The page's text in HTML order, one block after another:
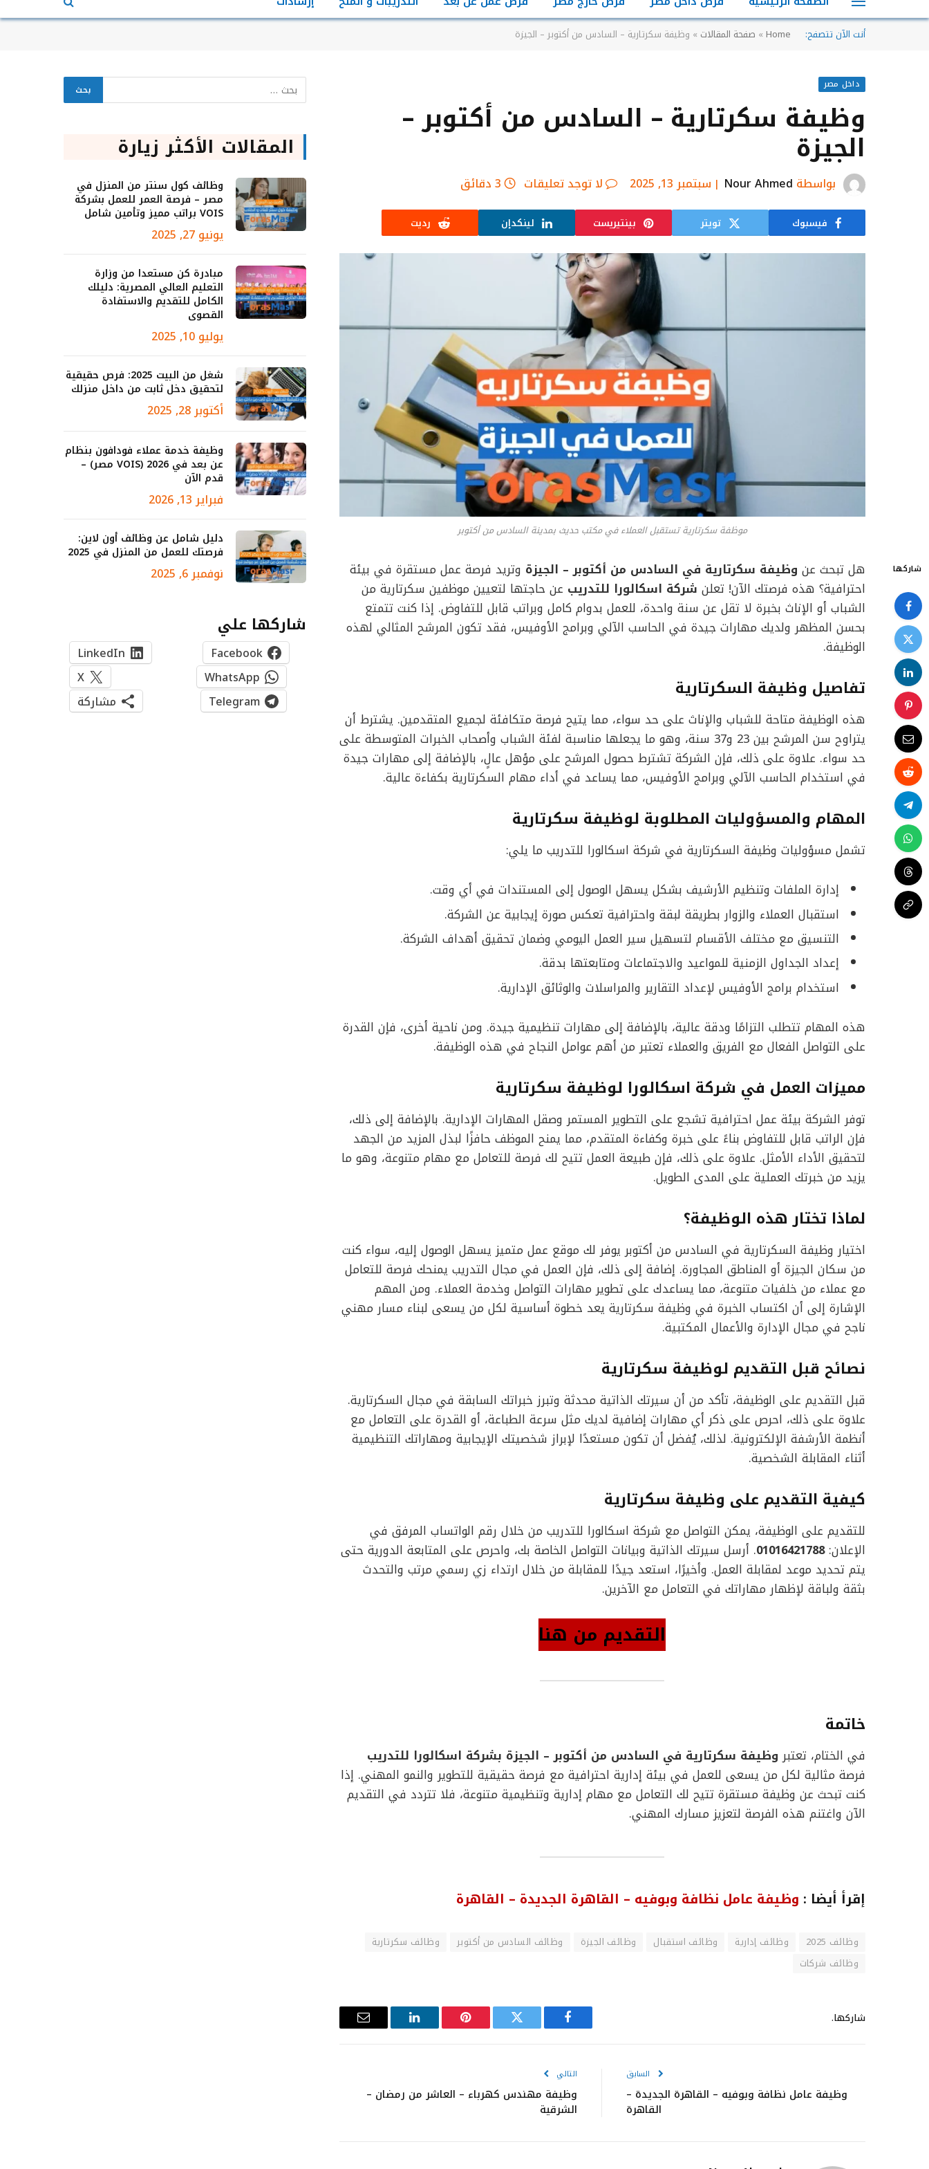
أنت الآن تتصفح: Home
» صفحة المقالات » وظيفة سكرتارية – السادس من أكتوبر – الجيزة
داخل مصر
وظيفة سكرتارية – السادس من أكتوبر –
الجيزة
بواسطة Nour Ahmed سبتمبر 13, 2025 لا توجد تعليقات 3 دقائق
فيسبوك تويتر بينتيريست لينكدإن رديت
موظفة سكرتارية تستقبل العملاء في مكتب حديث بمدينة السادس من أكتوبر
شاركها هل تبحث عن وظيفة سكرتارية في السادس من أكتوبر – الجيزة وتريد فرصة عمل مستقرة في بيئة
احترافية؟ هذه فرصتك الآن! تعلن شركة اسكالورا للتدريب عن حاجتها لتعيين موظفين سكرتارية من
الشباب أو الإناث بخبرة لا تقل عن سنة واحدة، للعمل بدوام كامل وبراتب قابل للتفاوض. إذا كنت تتمتع
بحسن المظهر ولديك مهارات جيدة في الحاسب الآلي وبرامج الأوفيس، فقد تكون المرشح المثالي لهذه
الوظيفة.
تفاصيل وظيفة السكرتارية
هذه الوظيفة متاحة للشباب والإناث على حد سواء، مما يتيح فرصة متكافئة لجميع المتقدمين. يشترط أن
يتراوح سن المرشح بين 23 و37 سنة، وهو ما يجعلها مناسبة لفئة الشباب وأصحاب الخبرات المتوسطة على
حد سواء. علاوة على ذلك، فإن الشركة تشترط حصول المرشح على مؤهل عالٍ، بالإضافة إلى مهارات جيدة
في استخدام الحاسب الآلي وبرامج الأوفيس، مما يساعد في أداء مهام السكرتارية بكفاءة عالية.
المهام والمسؤوليات المطلوبة لوظيفة سكرتارية
تشمل مسؤوليات وظيفة السكرتارية في شركة اسكالورا للتدريب ما يلي:
إدارة الملفات وتنظيم الأرشيف بشكل يسهل الوصول إلى المستندات في أي وقت.
استقبال العملاء والزوار بطريقة لبقة واحترافية تعكس صورة إيجابية عن الشركة.
التنسيق مع مختلف الأقسام لتسهيل سير العمل اليومي وضمان تحقيق أهداف الشركة.
إعداد الجداول الزمنية للمواعيد والاجتماعات ومتابعتها بدقة.
استخدام برامج الأوفيس لإعداد التقارير والمراسلات والوثائق الإدارية.
هذه المهام تتطلب التزامًا ودقة عالية، بالإضافة إلى مهارات تنظيمية جيدة. ومن ناحية أخرى، فإن القدرة
على التواصل الفعال مع الفريق والعملاء تعتبر من أهم عوامل النجاح في هذه الوظيفة.
مميزات العمل في شركة اسكالورا لوظيفة سكرتارية
توفر الشركة بيئة عمل احترافية تشجع على التطوير المستمر وصقل المهارات الإدارية. بالإضافة إلى ذلك،
فإن الراتب قابل للتفاوض بناءً على خبرة وكفاءة المتقدم، مما يمنح الموظف حافزًا لبذل المزيد من الجهد
لتحقيق الأداء الأمثل. علاوة على ذلك، فإن طبيعة العمل تتيح لك فرصة للتعامل مع مهام متنوعة، وهو ما
يزيد من خبرتك العملية على المدى الطويل.
لماذا تختار هذه الوظيفة؟
اختيار وظيفة السكرتارية في السادس من أكتوبر يوفر لك موقع عمل متميز يسهل الوصول إليه، سواء كنت
من سكان الجيزة أو المناطق المجاورة. إضافة إلى ذلك، فإن العمل في مجال التدريب يمنحك فرصة للتعامل
مع عملاء من خلفيات متنوعة، مما يساعدك على تطوير مهارات التواصل وخدمة العملاء. ومن المهم
الإشارة إلى أن اكتساب الخبرة في وظيفة سكرتارية يعد خطوة أساسية لكل من يسعى لبناء مسار مهني
ناجح في مجال الإدارة والأعمال المكتبية.
نصائح قبل التقديم لوظيفة سكرتارية
قبل التقديم على الوظيفة، تأكد من أن سيرتك الذاتية محدثة وتبرز خبراتك السابقة في مجال السكرتارية.
علاوة على ذلك، احرص على ذكر أي مهارات إضافية لديك مثل سرعة الطباعة، أو القدرة على التعامل مع
أنظمة الأرشفة الإلكترونية. لذلك، يُفضل أن تكون مستعدًا لإبراز شخصيتك الإيجابية ومهاراتك التنظيمية
أثناء المقابلة الشخصية.
كيفية التقديم على وظيفة سكرتارية
للتقديم على الوظيفة، يمكن التواصل مع شركة اسكالورا للتدريب من خلال رقم الواتساب المرفق في
الإعلان:01016421788. أرسل سيرتك الذاتية وبيانات التواصل الخاصة بك، واحرص على المتابعة الدورية حتى
يتم تحديد موعد لمقابلة العمل. وأخيرًا، استعد جيدًا للمقابلة من خلال ارتداء زي رسمي مرتب والتحدث
بثقة ولباقة لإظهار مهاراتك في التعامل مع الآخرين.
التقديم من هنا
خاتمة
في الختام، تعتبروظيفة سكرتارية في السادس من أكتوبر – الجيزة بشركة اسكالورا للتدريب
فرصة مثالية لكل من يسعى للعمل في بيئة إدارية احترافية مع فرصة حقيقية للتطوير والنمو المهني. إذا
كنت تبحث عن وظيفة مستقرة تتيح لك التعامل مع مهام إدارية وتنظيمية متنوعة، فلا تتردد في التقديم
الآن واغتنم هذه الفرصة لتعزيز مسارك المهني.
إقرأ أيضا : وظيفة عامل نظافة وبوفيه – القاهرة الجديدة – القاهرة
وظائف 2025 وظائف إدارية وظائف استقبال وظائف الجيزة وظائف السادس من أكتوبر
وظائف سكرتارية
وظائف شركات
شاركها.
فيسبوك تويتر بينتيريستلينكدإن
البريد
السابق
وظيفة عامل نظافة وبوفيه – القاهرة الجديدة –
القاهرة
التالي
وظيفة مهندس كهرباء – العاشر من رمضان –
الشرقية
المقالات الأكثر زيارة
وظائف كول سنتر من المنزل في
مصر – فرصة العمر للعمل بشركة
VOIS براتب مميز وتأمين شامل
يونيو 27, 2025
مبادرة كن مستعدا من وزارة
التعليم العالي المصرية: دليلك
الكامل للتقديم والاستفادة
القصوى
يوليو 10, 2025
شغل من البيت 2025: فرص حقيقية
لتحقيق دخل ثابت من داخل منزلك
أكتوبر 28, 2025
وظيفة خدمة عملاء فودافون بنظام
عن بعد في 2026 (VOIS مصر) –
قدم الآن
فبراير 13, 2026
دليل شامل عن وظائف أون لاين:
فرصتك للعمل من المنزل في 2025
نوفمبر 6, 2025
شاركها علي
Facebook
LinkedIn
WhatsApp
X
Telegram
مشاركة